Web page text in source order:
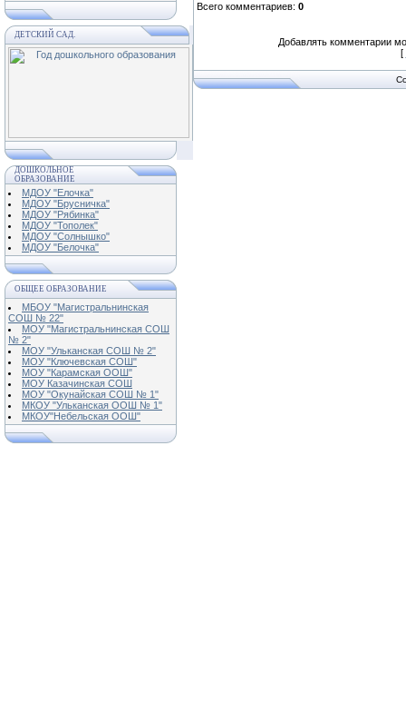
ДЕТСКИЙ САД.
ДОШКОЛЬНОЕ
ОБРАЗОВАНИЕ
МДОУ "Елочка"
МДОУ "Брусничка"
МДОУ "Рябинка"
МДОУ "Тополек"
МДОУ "Солнышко"
МДОУ "Белочка"
ОБЩЕЕ ОБРАЗОВАНИЕ
МБОУ "Магистральнинская
СОШ № 22"
МОУ "Магистральнинская СОШ
№ 2"
МОУ "Ульканская СОШ № 2"
МОУ "Ключевская СОШ"
МОУ "Карамская ООШ"
МОУ Казачинская СОШ
МОУ "Окунайская СОШ № 1"
МКОУ "Ульканская ООШ № 1"
МКОУ"Небельская ООШ"
Всего комментариев: 0
Добавлять комментарии
[